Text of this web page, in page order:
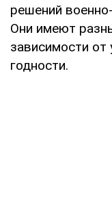
решений
Они имеют
зависимости от
годности.